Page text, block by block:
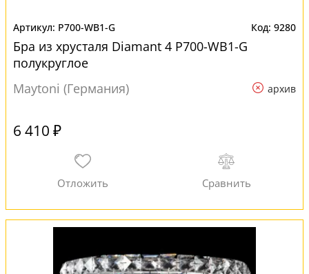
P700-WB1-G 9280
Бра из хрусталя Diamant 4 P700-WB1-G
полукруглое
Maytoni (Германия)
архив
6 410 ₽